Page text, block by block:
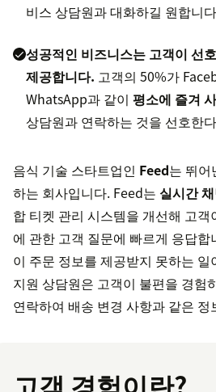
비스 상담원과 대화하길 원합니
성공적인 비즈니스는 고객이 선
제공합니다. 고객의 50%가
WhatsApp과 같이 평소에 즐겨
상담원과 연락하는 것을 선호한
음식 기술 스타트업인 Feed는 뛰어
하는 회사입니다. Feed는 실시간
합 티켓 관리 시스템을 개선해 고
에 관한 고객 질문에 빠르게 응답
이 주문 정보를 제공받지 못하는
지원 상담원은 고객이 불편을 경험
연락하여 배송 변경 사항과 같은 정